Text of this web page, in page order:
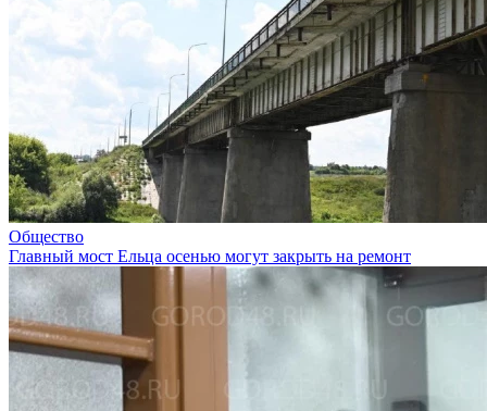
Общество
Главный мост Ельца осенью могут закрыть на ремонт